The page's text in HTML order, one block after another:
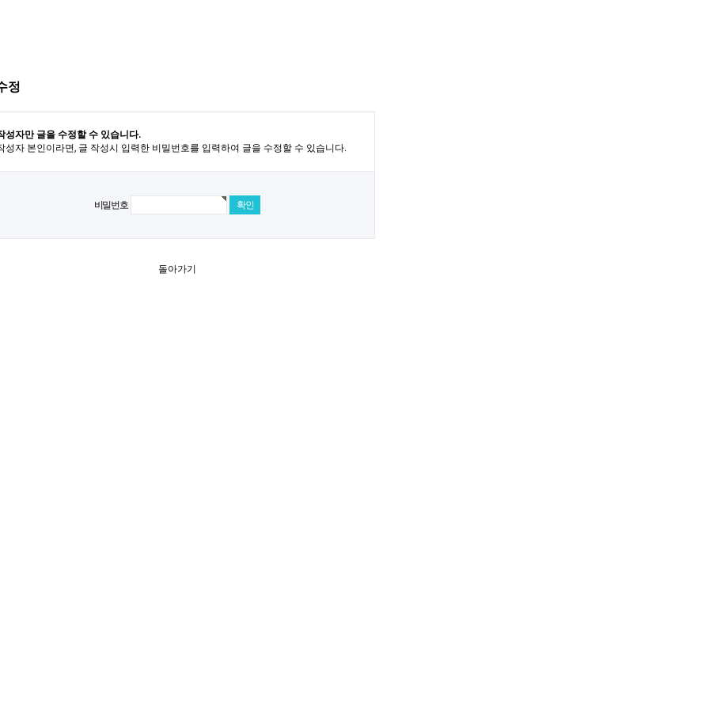
정
성자만 글을 수정할 수 있습니다.
성자 본인이라면, 글 작성시 입력한 비밀번호를 입력하여 글을 수정할 수 있습니다.
비밀번호
돌아가기